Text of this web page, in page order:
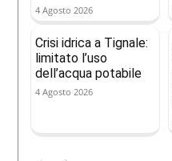
4 Agosto 2026
Crisi idrica a Tignale:
limitato l’uso
dell’acqua potabile
4 Agosto 2026